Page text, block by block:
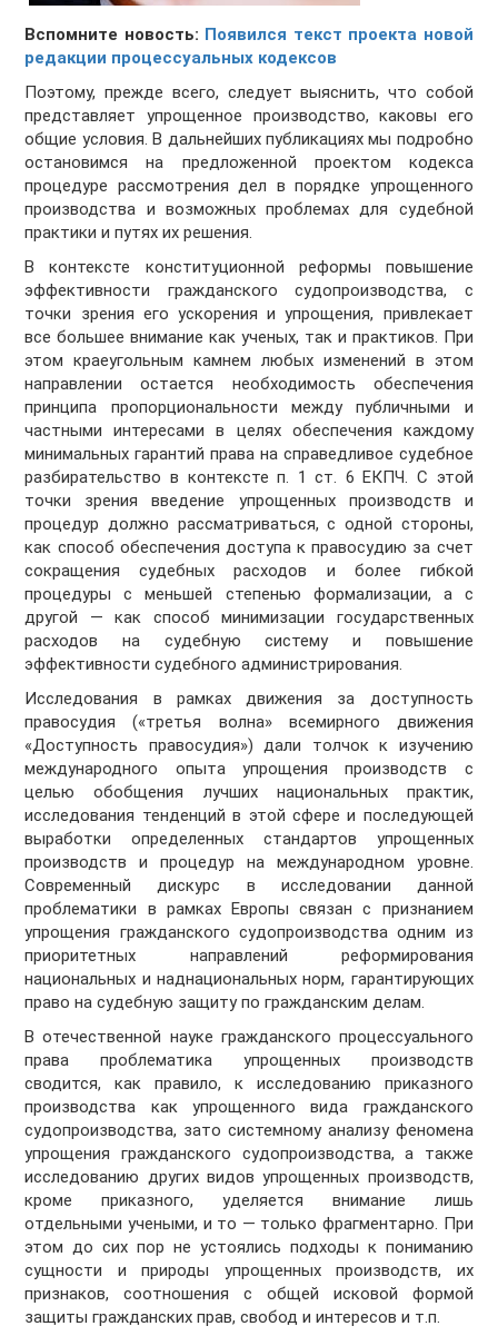
Вспомните новость: Появился текст проекта новой
редакции процессуальных кодексов
Поэтому, прежде всего, следует выяснить, что собой
представляет упрощенное производство, каковы его
общие условия. В дальнейших публикациях мы подробно
остановимся на предложенной проектом кодекса
процедуре рассмотрения дел в порядке упрощенного
производства и возможных проблемах для судебной
практики и путях их решения.
В контексте конституционной реформы повышение
эффективности гражданского судопроизводства, с
точки зрения его ускорения и упрощения, привлекает
все большее внимание как ученых, так и практиков. При
этом краеугольным камнем любых изменений в этом
направлении остается необходимость обеспечения
принципа пропорциональности между публичными и
частными интересами в целях обеспечения каждому
минимальных гарантий права на справедливое судебное
разбирательство в контексте п. 1 ст. 6 ЕКПЧ. С этой
точки зрения введение упрощенных производств и
процедур должно рассматриваться, с одной стороны,
как способ обеспечения доступа к правосудию за счет
сокращения судебных расходов и более гибкой
процедуры с меньшей степенью формализации, а с
другой — как способ минимизации государственных
расходов на судебную систему и повышение
эффективности судебного администрирования.
Исследования в рамках движения за доступность
правосудия («третья волна» всемирного движения
«Доступность правосудия») дали толчок к изучению
международного опыта упрощения производств с
целью обобщения лучших национальных практик,
исследования тенденций в этой сфере и последующей
выработки определенных стандартов упрощенных
производств и процедур на международном уровне.
Современный дискурс в исследовании данной
проблематики в рамках Европы связан с признанием
упрощения гражданского судопроизводства одним из
приоритетных направлений реформирования
национальных и наднациональных норм, гарантирующих
право на судебную защиту по гражданским делам.
В отечественной науке гражданского процессуального
права проблематика упрощенных производств
сводится, как правило, к исследованию приказного
производства как упрощенного вида гражданского
судопроизводства, зато системному анализу феномена
упрощения гражданского судопроизводства, а также
исследованию других видов упрощенных производств,
кроме приказного, уделяется внимание лишь
отдельными учеными, и то — только фрагментарно. При
этом до сих пор не устоялись подходы к пониманию
сущности и природы упрощенных производств, их
признаков, соотношения с общей исковой формой
защиты гражданских прав, свобод и интересов и т.п.